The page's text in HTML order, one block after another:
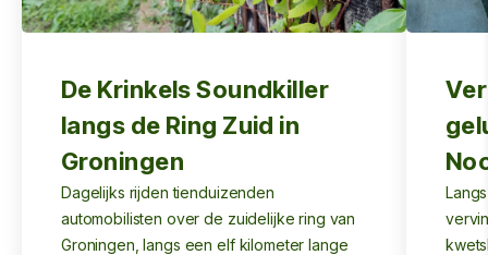
De Krinkels Soundkiller
langs de Ring Zuid in
Groningen
Dagelijks rijden tienduizenden
automobilisten over de zuidelijke ring van
Groningen, langs een elf kilometer lange